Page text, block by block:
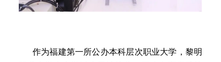
作为福建第一所公办本科层次职业大学，黎明